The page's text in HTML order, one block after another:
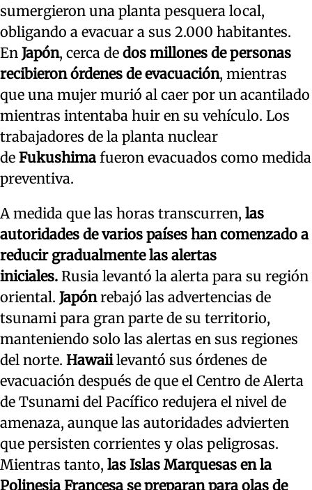
sumergieron una planta pesquera local,
obligando a evacuar a sus 2.000 habitantes.
En Japón, cerca de dos millones de personas
recibieron órdenes de evacuación, mientras
que una mujer murió al caer por un acantilado
mientras intentaba huir en su vehículo. Los
trabajadores de la planta nuclear
de Fukushima fueron evacuados como medida
preventiva.
A medida que las horas transcurren, las
autoridades de varios países han comenzado a
reducir gradualmente las alertas
iniciales. Rusia levantó la alerta para su región
oriental. Japónrebajó las advertencias de
tsunami para gran parte de su territorio,
manteniendo solo las alertas en sus regiones
del norte. Hawaiilevantó sus órdenes de
evacuación después de que el Centro de Alerta
de Tsunami del Pacífico redujera el nivel de
amenaza, aunque las autoridades advierten
que persisten corrientes y olas peligrosas.
Mientras tanto, las Islas Marquesas en la
Polinesia Francesa se preparan para olas de